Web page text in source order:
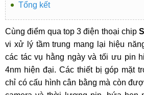
Tổng kết
Cùng điểm qua top 3 điện thoại chip
vi xử lý tầm trung mang lại hiệu
các tác vụ hằng ngày và tối ưu pin
4nm hiện đại. Các thiết bị góp mặt
chỉ có cấu hình cân bằng mà còn